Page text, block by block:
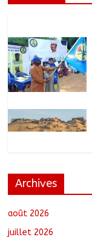
Archives
août 2026
juillet 2026